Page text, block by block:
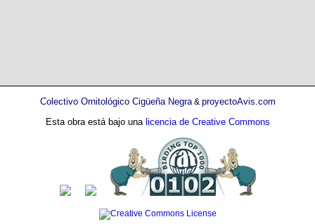
Colectivo Ornitológico Cigüeña Negra& proyectoAvis.com
Esta obra está bajo una licencia de Creative Commons